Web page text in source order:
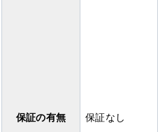
保証の有無 保証なし